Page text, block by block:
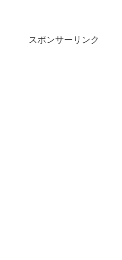
スポンサーリンク